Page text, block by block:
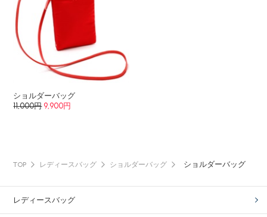
ショルダーバッグ
11,000円 9,900円
TOP レディースバッグ ショルダーバッグ ショルダーバッグ
レディースバッグ